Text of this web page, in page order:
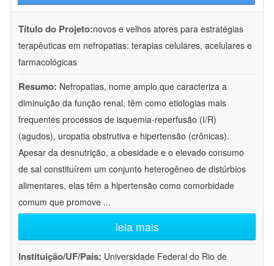
Título do Projeto:novos e velhos atores para estratégias
terapêuticas em nefropatias: terapias celulares, acelulares e
farmacológicas
Resumo: Nefropatias, nome amplo que caracteriza a
diminuição da função renal, têm como etiologias mais
frequentes processos de isquemia-reperfusão (I/R)
(agudos), uropatia obstrutiva e hipertensão (crônicas).
Apesar da desnutrição, a obesidade e o elevado consumo
de sal constituírem um conjunto heterogêneo de distúrbios
alimentares, elas têm a hipertensão como comorbidade
comum que promove ...
leia mais
Instituição/UF/País: Universidade Federal do Rio de